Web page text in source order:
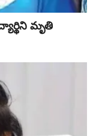
మృతి